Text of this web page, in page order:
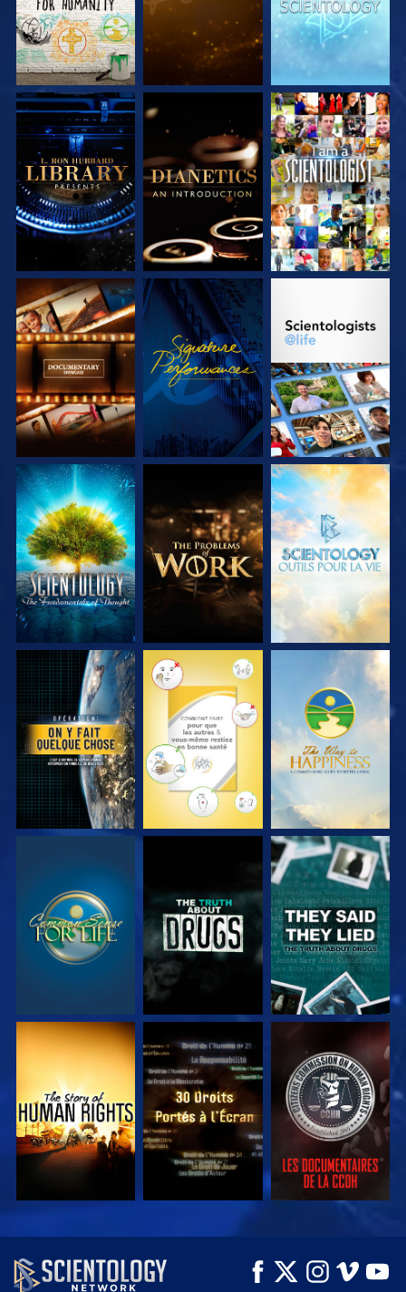
DÉCOUVRIR LES
SÉRIES
DÉCOUVRIR LES
SÉRIES
REGARDER
DÉCOUVRIR LES
SÉRIES
REGARDER
DÉCOUVRIR LES
DÉCOUVRIR LES
SÉRIES
DÉCOUVRIR LES
SÉRIES
DÉCOUVRIR LES
SÉRIES
REGARDER REGARDER REGARDER
REGARDER REGARDER REGARDER
REGARDER REGARDER REGARDER
REGARDER REGARDER
DÉCOUVRIR LES
SÉRIES